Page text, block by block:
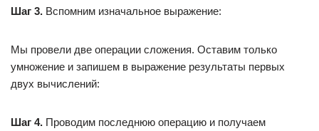
Шаг 3. Вспомним изначальное выражение:
Мы провели две операции сложения. Оставим только
умножение и запишем в выражение результаты первых
двух вычислений:
Шаг 4. Проводим последнюю операцию и получаем